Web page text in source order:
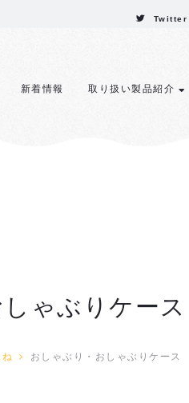
Twitter
新着情報 取り扱い製品紹介
ゃぶりケース
おしゃぶり・おしゃぶりケース